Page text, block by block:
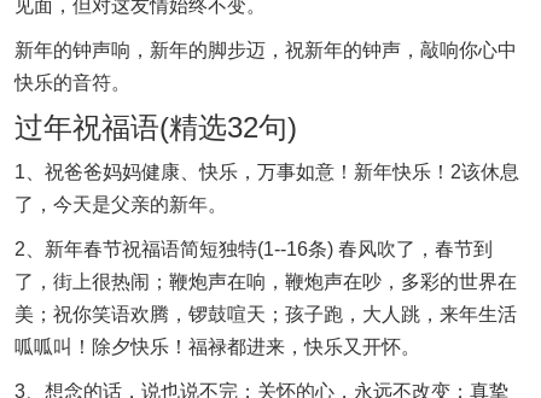
见面，但对这友情始终不变。
新年的钟声响，新年的脚步迈，祝新年的钟声，敲响你心中
快乐的音符。
过年祝福语(精选32句)
1、祝爸爸妈妈健康、快乐，万事如意！新年快乐！2该休息
了，今天是父亲的新年。
2、新年春节祝福语简短独特(1--16条) 春风吹了，春节到
了，街上很热闹；鞭炮声在响，鞭炮声在吵，多彩的世界在
美；祝你笑语欢腾，锣鼓喧天；孩子跑，大人跳，来年生活
呱呱叫！除夕快乐！福禄都进来，快乐又开怀。
3、想念的话，说也说不完；关怀的心，永远不改变；真挚